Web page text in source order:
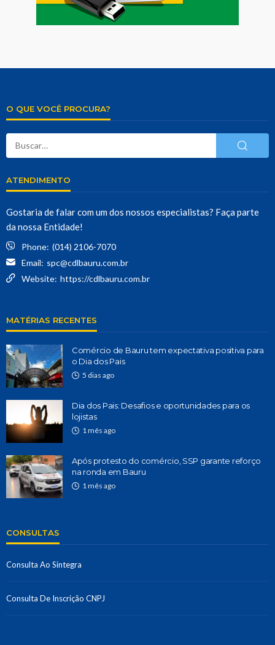
O QUE VOCÊ PROCURA?
ATENDIMENTO
Gostaria de falar com um dos nossos especialistas? Faça parte
da nossa Entidade!
Phone: (014) 2106-7070
Email: spc@cdlbauru.com.br
Website: https://cdlbauru.com.br
MATÉRIAS RECENTES
Comércio de Bauru tem expectativa positiva para
o Dia dos Pais
5 dias ago
Dia dos Pais: Desafios e oportunidades para os
lojistas
1 mês ago
Após protesto do comércio, SSP garante reforço
na ronda em Bauru
1 mês ago
CONSULTAS
Consulta Ao Sintegra
Consulta De Inscrição CNPJ